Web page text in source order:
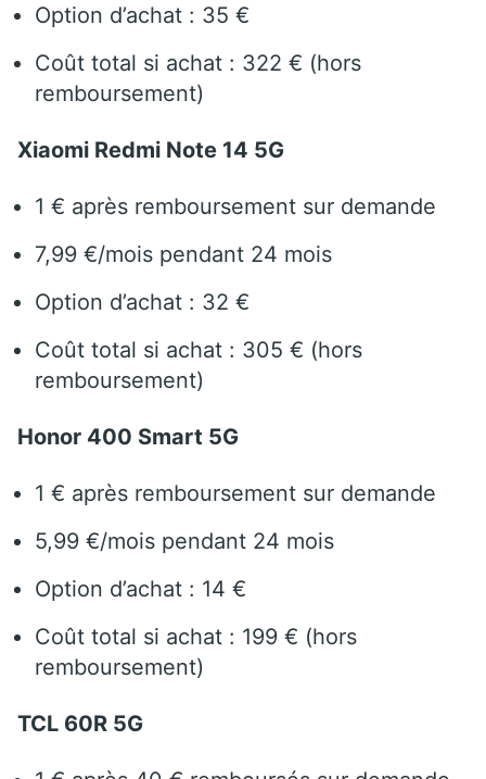
Option d’achat : 35 €
Coût total si achat : 322 € (hors
remboursement)
Xiaomi Redmi Note 14 5G
1 € après remboursement sur demande
7,99 €/mois pendant 24 mois
Option d’achat : 32 €
Coût total si achat : 305 € (hors
remboursement)
Honor 400 Smart 5G
1 € après remboursement sur demande
5,99 €/mois pendant 24 mois
Option d’achat : 14 €
Coût total si achat : 199 € (hors
remboursement)
TCL 60R 5G